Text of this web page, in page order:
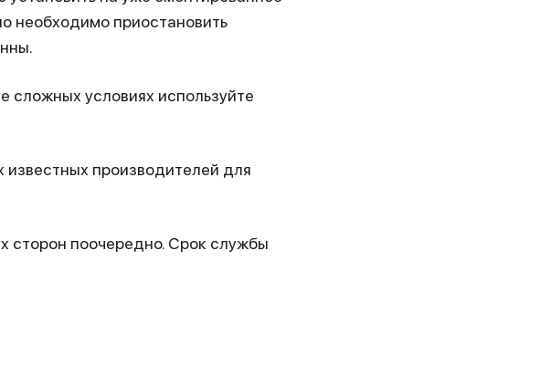
необходимо приостановить
сложных условиях используйте
производителей для
сторон поочередно. Срок службы